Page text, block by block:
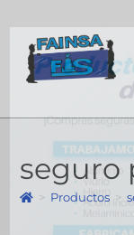
seguro
> Productos >